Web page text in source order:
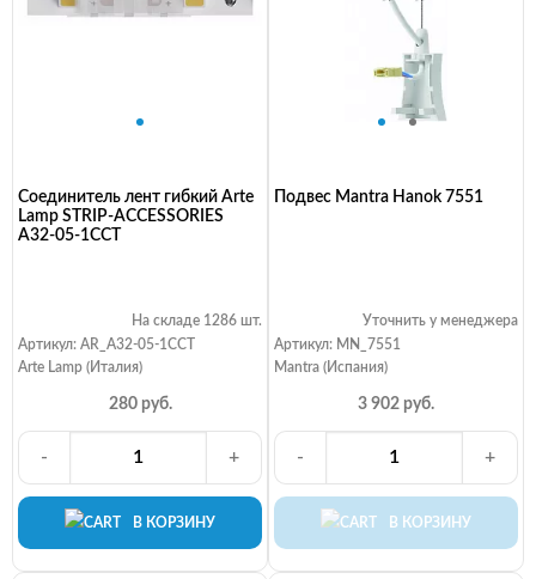
Соединитель лент гибкий Arte
Lamp STRIP-ACCESSORIES
A32-05-1CCT
На складе 1286 шт.
Артикул: AR_A32-05-1CCT
Arte Lamp (Италия)
280 руб.
В КОРЗИНУ
- +
Подвес Mantra Hanok 7551
Уточнить у менеджера
Артикул: MN_7551
Mantra (Испания)
3 902 руб.
В КОРЗИНУ
- +